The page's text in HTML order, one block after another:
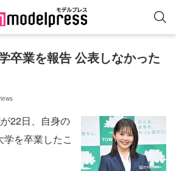
卒業を報告 公表しなかった
が22日、自身の
を卒業したこ